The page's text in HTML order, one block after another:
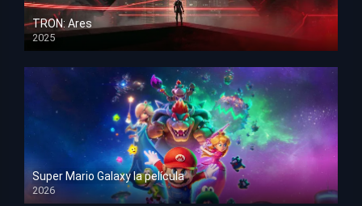
TRON: Ares
2025
HD 1080p
Super Mario Galaxy la película
2026
HD 1080p